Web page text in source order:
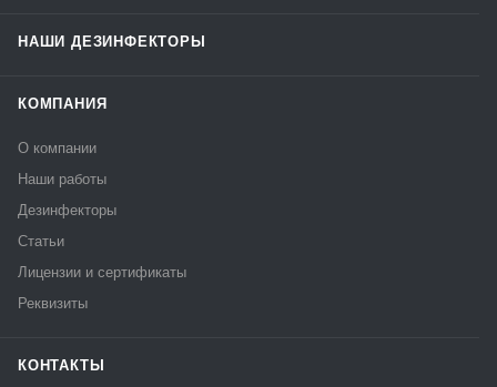
НАШИ ДЕЗИНФЕКТОРЫ
КОМПАНИЯ
О компании
Наши работы
Дезинфекторы
Статьи
Лицензии и сертификаты
Реквизиты
КОНТАКТЫ